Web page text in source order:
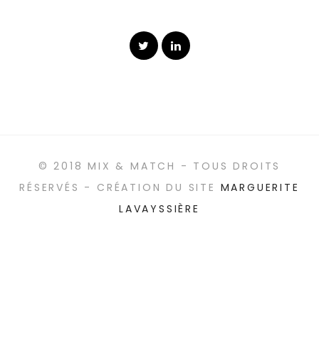
© 2018 MIX & MATCH - TOUS DROITS
RÉSERVÉS - CRÉATION DU SITE MARGUERITE
LAVAYSSIÈRE